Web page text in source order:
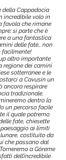
della Cappadocia
incredibile volo in
favola che rimane
si parte che è
a una fantastica
delle fate… non
facilmente!
altro importante
regione dei camini
sotterranee e le
a Cavusin un
ancora respirare
tradizionale.
dentro la
un percorso facile
il quale potremo
fate, chiesette
ai limiti
costituito da
che passano dal
a Göreme
dell’incredibile